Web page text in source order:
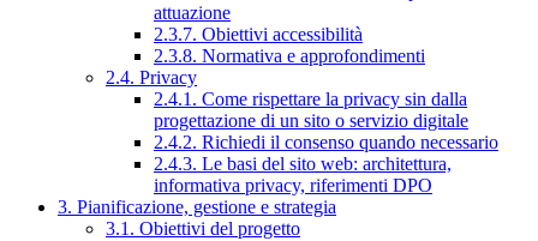
attuazione
2.3.7. Obiettivi accessibilità
2.3.8. Normativa e approfondimenti
2.4. Privacy
2.4.1. Come rispettare la privacy sin dalla
progettazione di un sito o servizio digitale
2.4.2. Richiedi il consenso quando necessario
2.4.3. Le basi del sito web: architettura,
informativa privacy, riferimenti DPO
3. Pianificazione, gestione e strategia
3.1. Obiettivi del progetto